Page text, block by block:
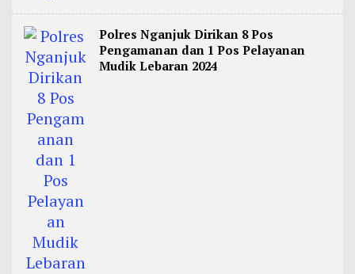
Polres Nganjuk Dirikan 8 Pos
Pengamanan dan 1 Pos Pelayanan
Mudik Lebaran 2024